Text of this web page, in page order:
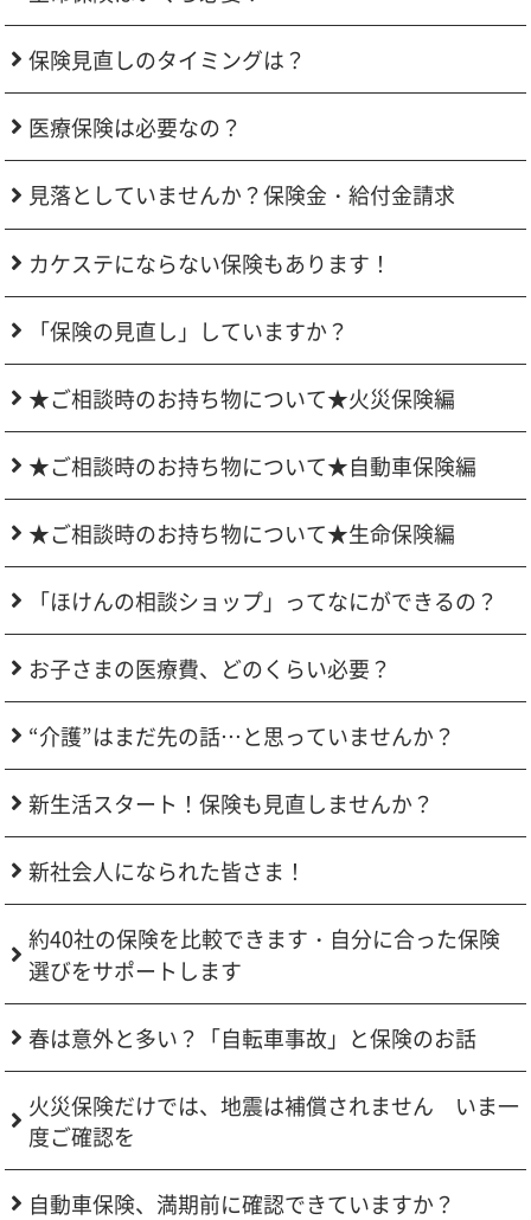
保険見直しのタイミングは？
医療保険は必要なの？
見落としていませんか？保険金・給付金請求
カケステにならない保険もあります！
「保険の見直し」していますか？
★ご相談時のお持ち物について★火災保険編
★ご相談時のお持ち物について★自動車保険編
★ご相談時のお持ち物について★生命保険編
「ほけんの相談ショップ」ってなにができるの？
お子さまの医療費、どのくらい必要？
“介護”はまだ先の話…と思っていませんか？
新生活スタート！保険も見直しませんか？
新社会人になられた皆さま！
約40社の保険を比較できます・自分に合った保険
選びをサポートします
春は意外と多い？「自転車事故」と保険のお話
火災保険だけでは、地震は補償されません いま一
度ご確認を
自動車保険、満期前に確認できていますか？